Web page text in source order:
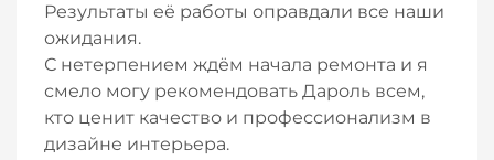
Результаты её работы оправдали все наши
ожидания.
С нетерпением ждём начала ремонта и я
смело могу рекомендовать Дароль всем,
кто ценит качество и профессионализм в
дизайне интерьера.